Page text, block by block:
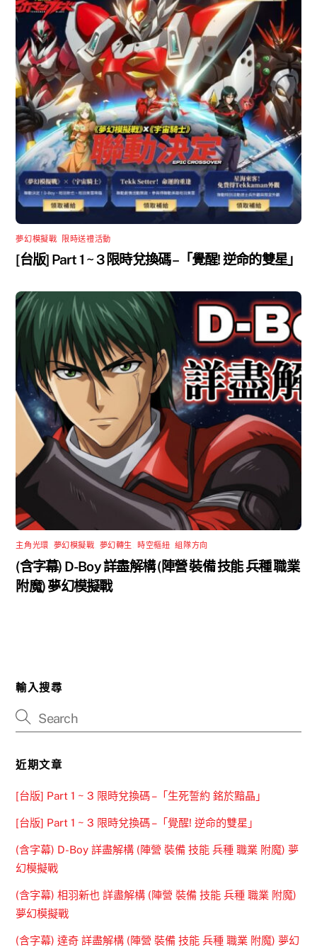
夢幻模擬戰 限時送禮活動
[台版] Part 1 ~ 3 限時兌換碼 –「覺醒! 逆命的雙星」
主角光環 夢幻模擬戰 夢幻轉生 時空樞紐 ,組隊方向
(含字幕) D-Boy 詳盡解構 (陣營 裝備 技能 兵種 職業
附魔) 夢幻模擬戰
輸入搜尋
近期文章
[台版] Part 1 ~ 3 限時兌換碼 –「生死誓約 銘於黯晶」
[台版] Part 1 ~ 3 限時兌換碼 –「覺醒! 逆命的雙星」
(含字幕) D-Boy 詳盡解構 (陣營 裝備 技能 兵種 職業 附魔) 夢
幻模擬戰
(含字幕) 相羽新也 詳盡解構 (陣營 裝備 技能 兵種 職業 附魔)
夢幻模擬戰
(含字幕) 達奇 詳盡解構 (陣營 裝備 技能 兵種 職業 附魔) 夢幻